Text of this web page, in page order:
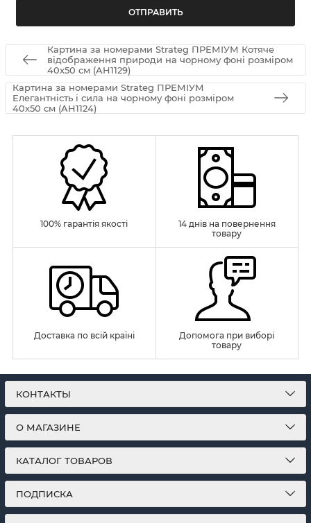
Картина за номерами Strateg ПРЕМІУМ Котяче
відображення природи на чорному фоні розміром
40х50 см (AH1129)
Картина за номерами Strateg ПРЕМІУМ
Елегантність і сила на чорному фоні розміром
40х50 см (AH1124)
100% гарантія якості
14 днів на повернення
товару
Доставка по всій країні
Допомога при виборі
товару
КОНТАКТЫ
О МАГАЗИНЕ
КАТАЛОГ ТОВАРОВ
ПОДПИСКА